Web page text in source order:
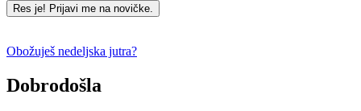
Res je! Prijavi me na novičke.
Obožuješ nedeljska jutra?
Dobrodošla